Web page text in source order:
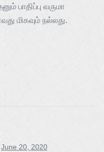
பாதிப்பு வருமா
மிகவும் நல்லது.
June 20, 2020